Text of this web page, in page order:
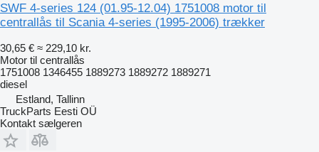
SWF 4-series 124 (01.95-12.04) 1751008 motor til
centrallås til Scania 4-series (1995-2006) trækker
30,65 € ≈ 229,10 kr.
Motor til centrallås
1751008 1346455 1889273 1889272 1889271
diesel
Estland, Tallinn
TruckParts Eesti OÜ
Kontakt sælgeren